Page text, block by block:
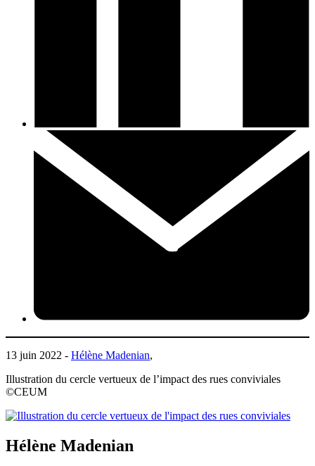
13 juin 2022 - Hélène Madenian,
Illustration du cercle vertueux de l’impact des rues conviviales
©CEUM
Hélène Madenian